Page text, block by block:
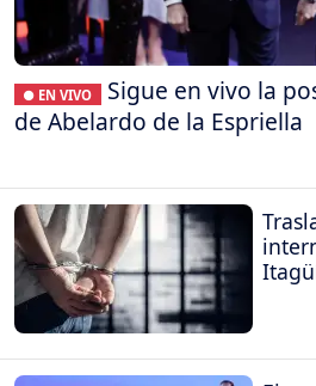
● EN VIVO
Sigue en vivo la
de Abelardo de la Espriella